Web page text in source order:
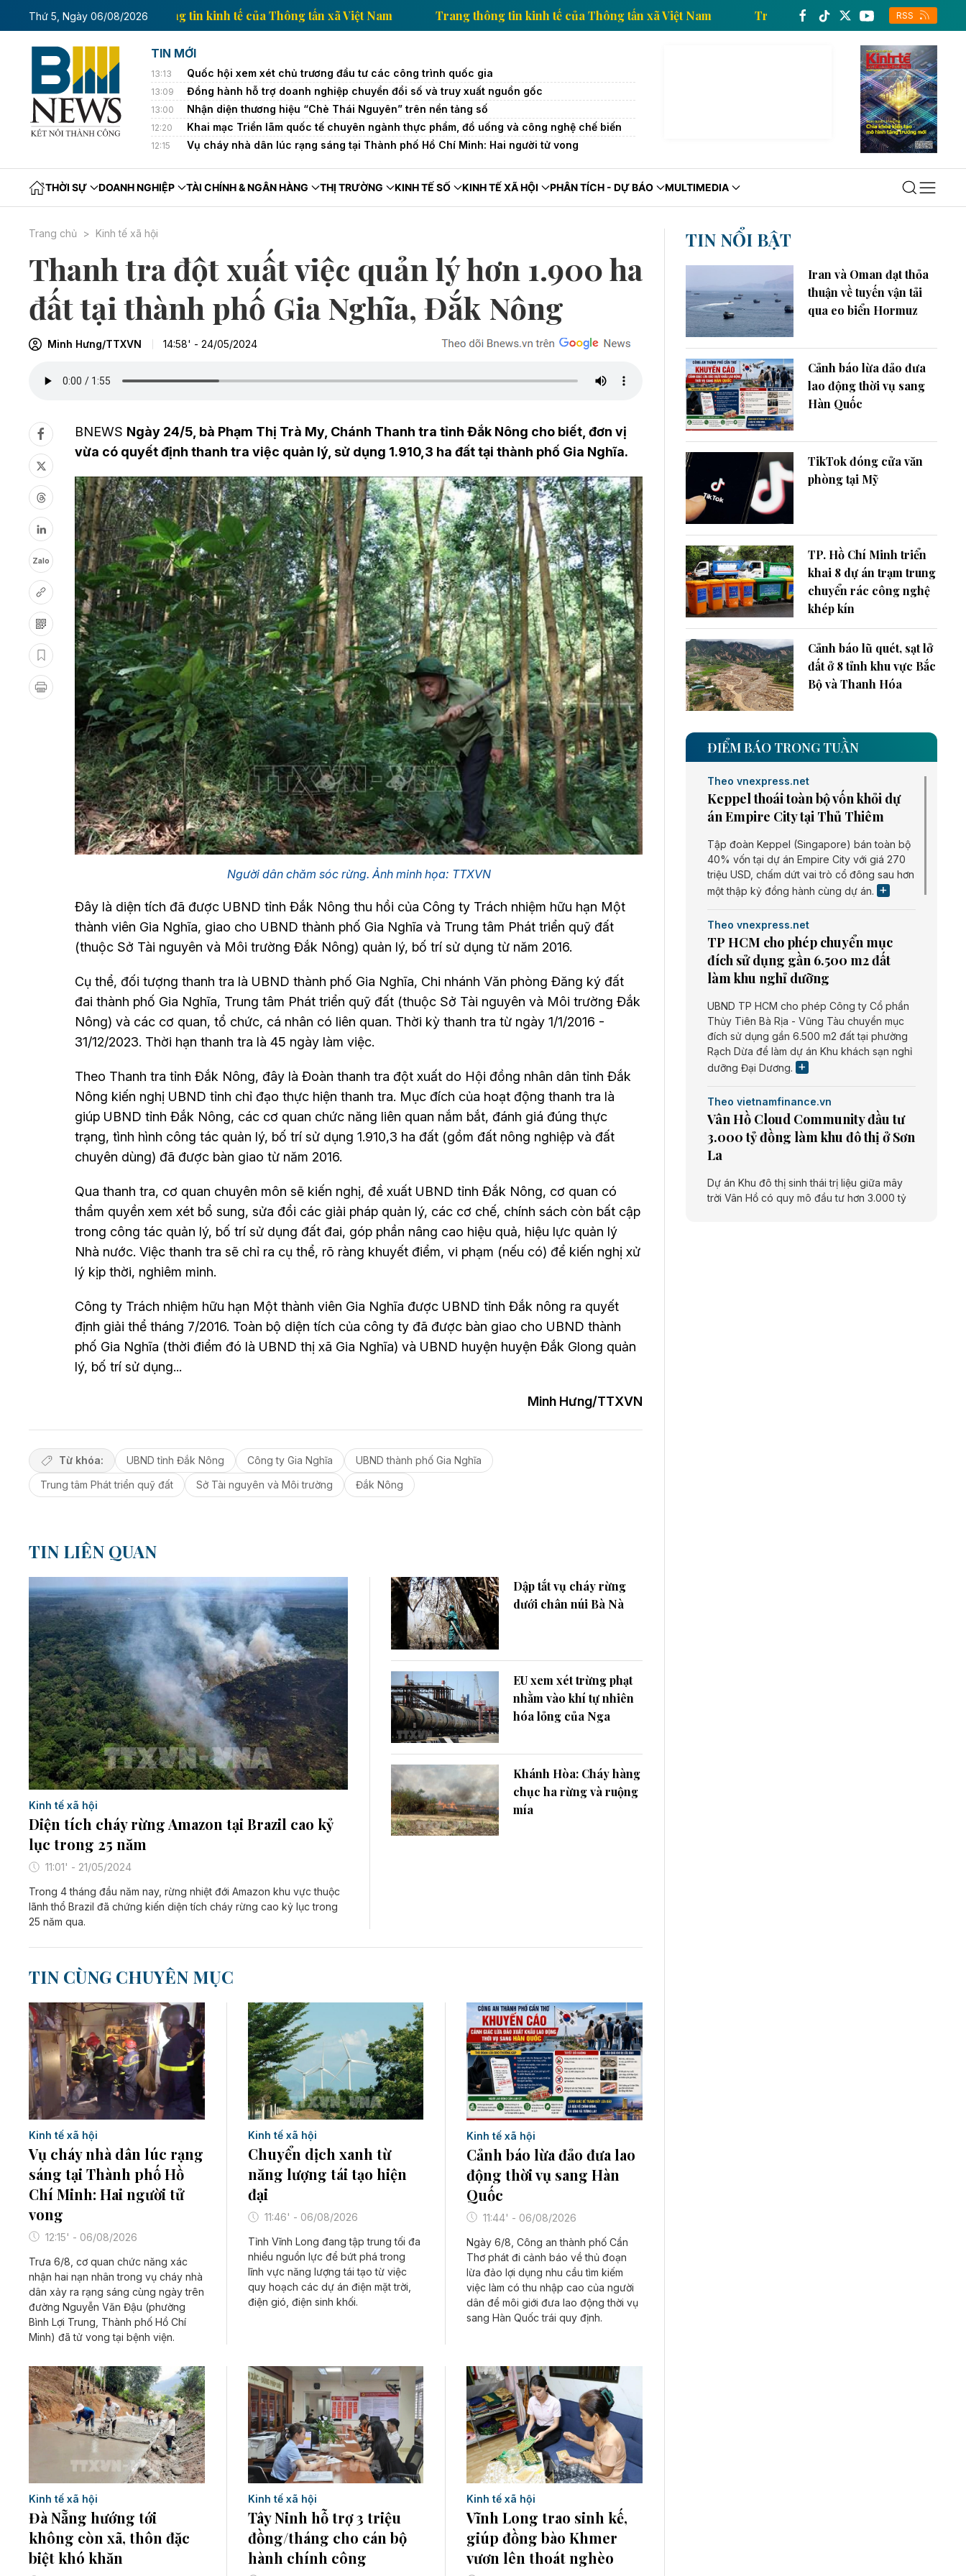
Thứ 5, Ngày 06/08/2026 Trang thông tin kinh tế của Thông tấn xã Việt Nam Trang thông tin kinh tế của Thông tấn xã Việt Nam Trang thông tin kinh tế
RSS
TIN MỚI
13:13 Quốc hội xem xét chủ trương đầu tư các công trình quốc gia
13:09 Đồng hành hỗ trợ doanh nghiệp chuyển đổi số và truy xuất nguồn gốc
13:00 Nhận diện thương hiệu “Chè Thái Nguyên” trên nền tảng số
12:20 Khai mạc Triển lãm quốc tế chuyên ngành thực phẩm, đồ uống và công nghệ chế biến
12:15 Vụ cháy nhà dân lúc rạng sáng tại Thành phố Hồ Chí Minh: Hai người tử vong
THỜI SỰ DOANH NGHIỆP TÀI CHÍNH & NGÂN HÀNG THỊ TRƯỜNG KINH TẾ SỐ KINH TẾ XÃ HỘI PHÂN TÍCH - DỰ BÁO MULTIMEDIA
Trang chủ Kinh tế xã hội
Thanh tra đột xuất việc quản lý hơn 1.900 ha
đất tại thành phố Gia Nghĩa, Đắk Nông
Minh Hưng/TTXVN 14:58' - 24/05/2024
Zalo
BNEWS Ngày 24/5, bà Phạm Thị Trà My, Chánh Thanh tra tỉnh Đắk Nông cho biết, đơn vị
vừa có quyết định thanh tra việc quản lý, sử dụng 1.910,3 ha đất tại thành phố Gia Nghĩa.
Người dân chăm sóc rừng. Ảnh minh họa: TTXVN
Đây là diện tích đã được UBND tỉnh Đắk Nông thu hồi của Công ty Trách nhiệm hữu hạn Một
thành viên Gia Nghĩa, giao cho UBND thành phố Gia Nghĩa và Trung tâm Phát triển quỹ đất
(thuộc Sở Tài nguyên và Môi trường Đắk Nông) quản lý, bố trí sử dụng từ năm 2016.
Cụ thể, đối tượng thanh tra là UBND thành phố Gia Nghĩa, Chi nhánh Văn phòng Đăng ký đất
đai thành phố Gia Nghĩa, Trung tâm Phát triển quỹ đất (thuộc Sở Tài nguyên và Môi trường Đắk
Nông) và các cơ quan, tổ chức, cá nhân có liên quan. Thời kỳ thanh tra từ ngày 1/1/2016 -
31/12/2023. Thời hạn thanh tra là 45 ngày làm việc.
Theo Thanh tra tỉnh Đắk Nông, đây là Đoàn thanh tra đột xuất do Hội đồng nhân dân tỉnh Đắk
Nông kiến nghị UBND tỉnh chỉ đạo thực hiện thanh tra. Mục đích của hoạt động thanh tra là
giúp UBND tỉnh Đắk Nông, các cơ quan chức năng liên quan nắm bắt, đánh giá đúng thực
trạng, tình hình công tác quản lý, bố trí sử dụng 1.910,3 ha đất (gồm đất nông nghiệp và đất
chuyên dùng) đã được bàn giao từ năm 2016.
Qua thanh tra, cơ quan chuyên môn sẽ kiến nghị, đề xuất UBND tỉnh Đắk Nông, cơ quan có
thẩm quyền xem xét bổ sung, sửa đổi các giải pháp quản lý, các cơ chế, chính sách còn bất cập
trong công tác quản lý, bố trí sử dụng đất đai, góp phần nâng cao hiệu quả, hiệu lực quản lý
Nhà nước. Việc thanh tra sẽ chỉ ra cụ thể, rõ ràng khuyết điểm, vi phạm (nếu có) để kiến nghị xử
lý kịp thời, nghiêm minh.
Công ty Trách nhiệm hữu hạn Một thành viên Gia Nghĩa được UBND tỉnh Đắk nông ra quyết
định giải thể tháng 7/2016. Toàn bộ diện tích của công ty đã được bàn giao cho UBND thành
phố Gia Nghĩa (thời điểm đó là UBND thị xã Gia Nghĩa) và UBND huyện huyện Đắk Glong quản
lý, bố trí sử dụng...
Minh Hưng/TTXVN
Từ khóa: UBND tỉnh Đắk Nông Công ty Gia Nghĩa
UBND thành phố Gia Nghĩa
Trung tâm Phát triển quỹ đất
Sở Tài nguyên và Môi trường Đắk Nông
TIN LIÊN QUAN
Kinh tế xã hội
Diện tích cháy rừng Amazon tại Brazil cao kỷ
lục​ trong 25 năm
11:01' - 21/05/2024
Trong 4 tháng đầu năm nay, rừng nhiệt đới Amazon khu vực thuộc
lãnh thổ Brazil đã chứng kiến diện tích cháy rừng cao kỷ lục trong
25 năm qua.
Dập tắt vụ cháy rừng
dưới chân núi Bà Nà
EU xem xét trừng phạt
nhằm vào khí tự nhiên
hóa lỏng của Nga
Khánh Hòa: Cháy hàng
chục ha rừng và ruộng
mía
TIN CÙNG CHUYÊN MỤC
Kinh tế xã hội
Vụ cháy nhà dân lúc rạng
sáng tại Thành phố Hồ
Chí Minh: Hai người tử
vong
12:15' - 06/08/2026
Trưa 6/8, cơ quan chức năng xác
nhận hai nạn nhân trong vụ cháy nhà
dân xảy ra rạng sáng cùng ngày trên
đường Nguyễn Văn Đậu (phường
Bình Lợi Trung, Thành phố Hồ Chí
Minh) đã tử vong tại bệnh viện.
Kinh tế xã hội
Chuyển dịch xanh từ
năng lượng tái tạo hiện
đại
11:46' - 06/08/2026
Tỉnh Vĩnh Long đang tập trung tối đa
nhiều nguồn lực để bứt phá trong
lĩnh vực năng lượng tái tạo từ việc
quy hoạch các dự án điện mặt trời,
điện gió, điện sinh khối.
Kinh tế xã hội
Cảnh báo lừa đảo đưa lao
động thời vụ sang Hàn
Quốc
11:44' - 06/08/2026
Ngày 6/8, Công an thành phố Cần
Thơ phát đi cảnh báo về thủ đoạn
lừa đảo lợi dụng nhu cầu tìm kiếm
việc làm có thu nhập cao của người
dân để môi giới đưa lao động thời vụ
sang Hàn Quốc trái quy định.
Kinh tế xã hội
Đà Nẵng hướng tới
không còn xã, thôn đặc
biệt khó khăn
Kinh tế xã hội
Tây Ninh hỗ trợ 3 triệu
đồng/tháng cho cán bộ
hành chính công
Kinh tế xã hội
Vĩnh Long trao sinh kế,
giúp đồng bào Khmer
vươn lên thoát nghèo
TIN NỔI BẬT
Iran và Oman đạt thỏa
thuận về tuyến vận tải
qua eo biển Hormuz
Cảnh báo lừa đảo đưa
lao động thời vụ sang
Hàn Quốc
TikTok đóng cửa văn
phòng tại Mỹ
TP. Hồ Chí Minh triển
khai 8 dự án trạm trung
chuyển rác công nghệ
khép kín
Cảnh báo lũ quét, sạt lở
đất ở 8 tỉnh khu vực Bắc
Bộ và Thanh Hóa
ĐIỂM BÁO TRONG TUẦN
Theo vnexpress.net
Keppel thoái toàn bộ vốn khỏi dự
án Empire City tại Thủ Thiêm
Tập đoàn Keppel (Singapore) bán toàn bộ
40% vốn tại dự án Empire City với giá 270
triệu USD, chấm dứt vai trò cổ đông sau hơn
một thập kỷ đồng hành cùng dự án.
Theo vnexpress.net
TP HCM cho phép chuyển mục
đích sử dụng gần 6.500 m2 đất
làm khu nghỉ dưỡng
UBND TP HCM cho phép Công ty Cổ phần
Thủy Tiên Bà Rịa - Vũng Tàu chuyển mục
đích sử dụng gần 6.500 m2 đất tại phường
Rạch Dừa để làm dự án Khu khách sạn nghỉ
dưỡng Đại Dương.
Theo vietnamfinance.vn
Vân Hồ Cloud Community đầu tư
3.000 tỷ đồng làm khu đô thị ở Sơn
La
Dự án Khu đô thị sinh thái trị liệu giữa mây
trời Vân Hồ có quy mô đầu tư hơn 3.000 tỷ